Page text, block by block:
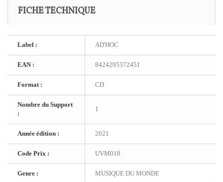
FICHE TECHNIQUE
Label : AD'HOC
EAN : 8424295372451
Format : CD
Nombre du Support
:
1
Année édition : 2021
Code Prix : UVM018
Genre : MUSIQUE DU MONDE